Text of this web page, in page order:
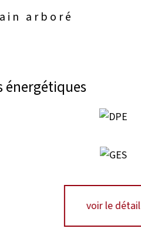
arboré
énergétiques
voir le détail